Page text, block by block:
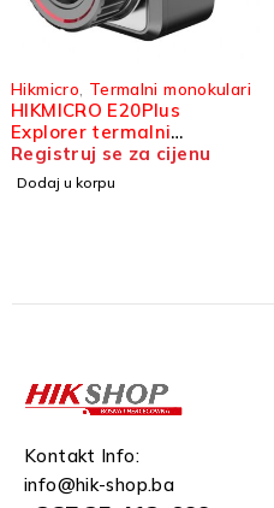
Hikmicro Termalni monokulari
HIKMICRO E20Plus
Explorer termalni
monokular
Registruj se za cijenu
Dodaj u korpu
Kontakt Info:
info@hik-shop.ba